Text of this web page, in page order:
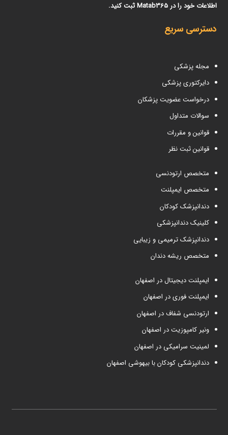
اطلاعات خود را در Matab365 ثبت کنید.
دسترسی سریع
مجله پزشکی
دایرکتوری پزشکی
درخواست عضویت پزشکان
سوالات متداول
قوانین و مقررات
قوانین ثبت نظر
متخصص ارتودنسی
متخصص ایمپلنت
دندانپزشک کودکان
کلینیک دندانپزشکی
دندانپزشک ترمیمی و زیبایی
متخصص ریشه دندان
ایمپلنت دیجیتال در اصفهان
ایمپلنت فوری در اصفهان
ارتودنسی شفاف در اصفهان
ونیر کامپوزیت در اصفهان
لمینیت سرامیکی در اصفهان
دندانپزشکی کودکان با بیهوشی اصفهان